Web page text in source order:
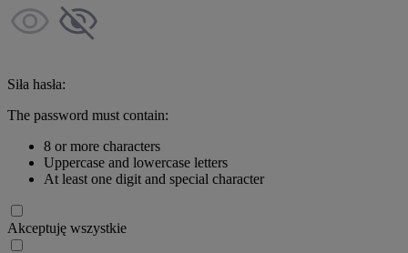
Siła hasła:
The password must contain:
8 or more characters
Uppercase and lowercase letters
At least one digit and special character
Akceptuję wszystkie